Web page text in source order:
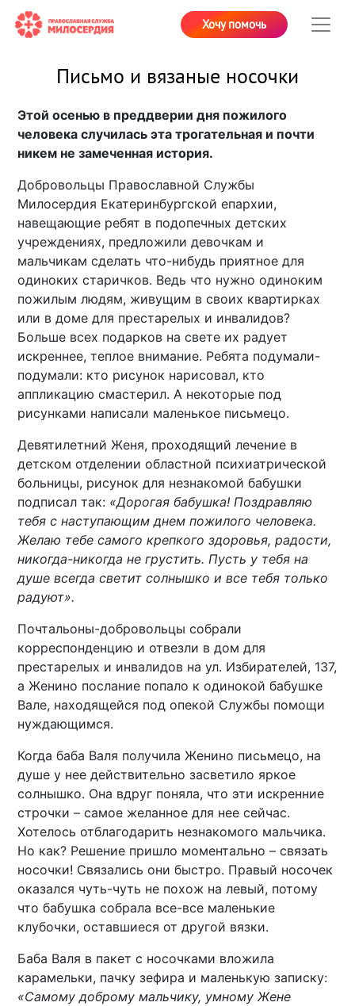
Хочу помочь
Письмо и вязаные носочки
Этой осенью в преддверии дня пожилого
человека случилась эта трогательная и почти
никем не замеченная история.
Добровольцы Православной Службы
Милосердия Екатеринбургской епархии,
навещающие ребят в подопечных детских
учреждениях, предложили девочкам и
мальчикам сделать что-нибудь приятное для
одиноких старичков. Ведь что нужно одиноким
пожилым людям, живущим в своих квартирках
или в доме для престарелых и инвалидов?
Больше всех подарков на свете их радует
искреннее, теплое внимание. Ребята подумали-
подумали: кто рисунок нарисовал, кто
аппликацию смастерил. А некоторые под
рисунками написали маленькое письмецо.
Девятилетний Женя, проходящий лечение в
детском отделении областной психиатрической
больницы, рисунок для незнакомой бабушки
подписал так: «Дорогая бабушка! Поздравляю
тебя с наступающим днем пожилого человека.
Желаю тебе самого крепкого здоровья, радости,
никогда-никогда не грустить. Пусть у тебя на
душе всегда светит солнышко и все тебя только
радуют».
Почтальоны-добровольцы собрали
корреспонденцию и отвезли в дом для
престарелых и инвалидов на ул. Избирателей, 137,
а Женино послание попало к одинокой бабушке
Вале, находящейся под опекой Службы помощи
нуждающимся.
Когда баба Валя получила Женино письмецо, на
душе у нее действительно засветило яркое
солнышко. Она вдруг поняла, что эти искренние
строчки – самое желанное для нее сейчас.
Хотелось отблагодарить незнакомого мальчика.
Но как? Решение пришло моментально – связать
носочки! Связались они быстро. Правый носочек
оказался чуть-чуть не похож на левый, потому
что бабушка собрала все-все маленькие
клубочки, оставшиеся от другой вязки.
Баба Валя в пакет с носочками вложила
карамельки, пачку зефира и маленькую записку:
«Самому доброму мальчику, умному Жене